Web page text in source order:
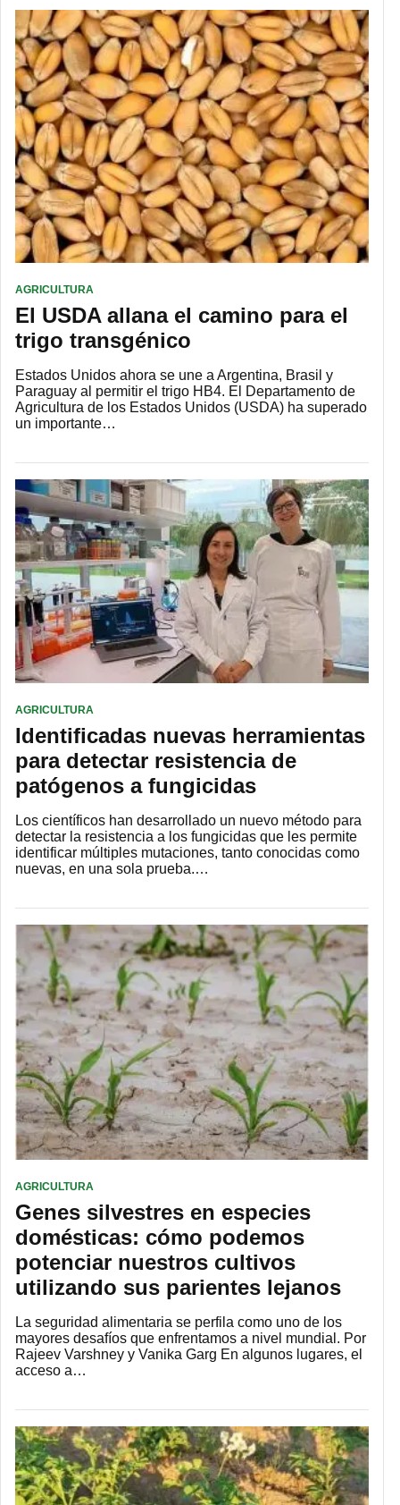
AGRICULTURA
El USDA allana el camino para el
trigo transgénico
Estados Unidos ahora se une a Argentina, Brasil y
Paraguay al permitir el trigo HB4. El Departamento de
Agricultura de los Estados Unidos (USDA) ha superado
un importante…
AGRICULTURA
Identificadas nuevas herramientas
para detectar resistencia de
patógenos a fungicidas
Los científicos han desarrollado un nuevo método para
detectar la resistencia a los fungicidas que les permite
identificar múltiples mutaciones, tanto conocidas como
nuevas, en una sola prueba.…
AGRICULTURA
Genes silvestres en especies
domésticas: cómo podemos
potenciar nuestros cultivos
utilizando sus parientes lejanos
La seguridad alimentaria se perfila como uno de los
mayores desafíos que enfrentamos a nivel mundial. Por
Rajeev Varshney y Vanika Garg En algunos lugares, el
acceso a…